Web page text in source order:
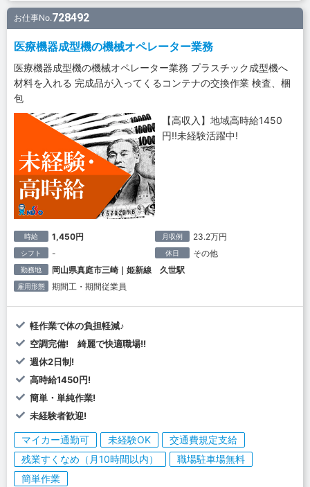
お仕事No.728492
医療機器成型機の機械オペレーター業務
医療機器成型機の機械オペレーター業務 プラスチック成型機へ
材料を入れる 完成品が入ってくるコンテナの交換作業 検査、梱
包
【高収入】地域高時給1450
円!!未経験活躍中!
時給 1,450円 月収例 23.2万円
シフト - 休日 その他
勤務地 岡山県真庭市三崎｜姫新線 久世駅
雇用形態 期間工・期間従業員
軽作業で体の負担軽減♪
空調完備! 綺麗で快適職場!!
週休2日制!
高時給1450円!
簡単・単純作業!
未経験者歓迎!
マイカー通勤可 未経験OK
交通費規定支給
残業すくなめ（月10時間以内）
職場駐車場無料
簡単作業